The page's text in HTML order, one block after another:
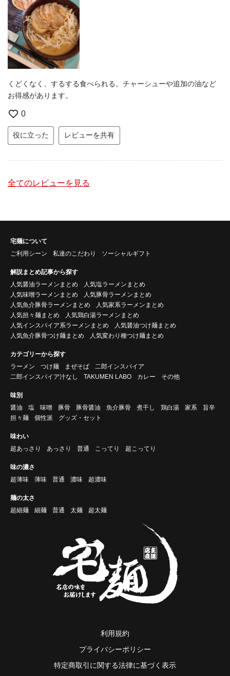
くどくなく、するする食べられる。チャーシューや追加の油など
お得感があります。
0
役に立った レビューを共有
全てのレビューを見る
宅麺について
ご利用シーン
私達のこだわり ソーシャルギフト
解説まとめ記事から探す
人気醤油ラーメンまとめ
人気塩ラーメンまとめ
人気味噌ラーメンまとめ
人気豚骨ラーメンまとめ
人気魚介豚骨ラーメンまとめ
人気家系ラーメンまとめ
人気担々麺まとめ
人気鶏白湯ラーメンまとめ
人気インスパイア系ラーメンまとめ
人気醤油つけ麺まとめ
人気魚介豚骨つけ麺まとめ
人気変わり種つけ麺まとめ
カテゴリーから探す
ラーメン
つけ麺 まぜそば
二郎インスパイア
二郎インスパイア汁なし
TAKUMEN LABO カレー その他
味別
醤油
塩 味噌 豚骨 豚骨醤油 魚介豚骨 煮干し 鶏白湯 家系
旨辛
担々麺
個性派 グッズ・セット
味わい
超あっさり
あっさり 普通 こってり 超こってり
味の濃さ
超薄味
薄味 普通 濃味 超濃味
麺の太さ
超細麺
細麺 普通 太麺 超太麺
利用規約
プライバシーポリシー
特定商取引に関する法律に基づく表示